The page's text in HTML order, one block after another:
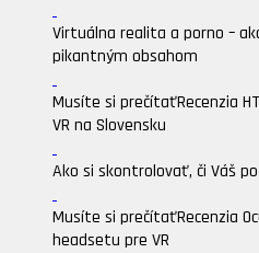
Virtuálna realita a porno –
pikantným obsahom
Musíte si prečítaťRecenzia
VR na Slovensku
Ako si skontrolovať, či Váš
Musíte si prečítaťRecenzia
headsetu pre VR